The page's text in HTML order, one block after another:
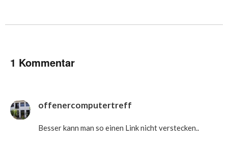
1 Kommentar
offenercomputertreff
Besser kann man so einen Link nicht verstecken..